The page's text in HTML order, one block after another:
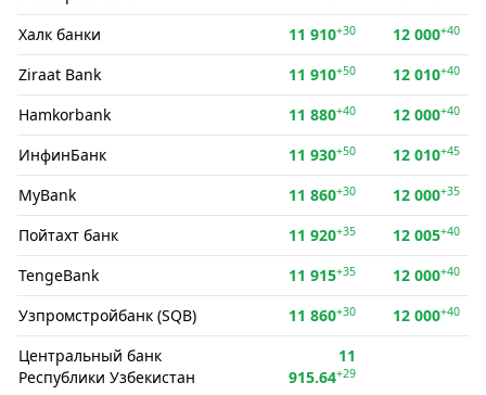
Халк банки 11 910+30 12 000+40
Ziraat Bank 11 910+50 12 010+40
Hamkorbank 11 880+40 12 000+40
ИнфинБанк 11 930+50 12 010+45
MyBank 11 860+30 12 000+35
Пойтахт банк 11 920+35 12 005+40
TengeBank 11 915+35 12 000+40
Узпромстройбанк (SQB) 11 860+30 12 000+40
Центральный банк
Республики Узбекистан
11
915.64+29